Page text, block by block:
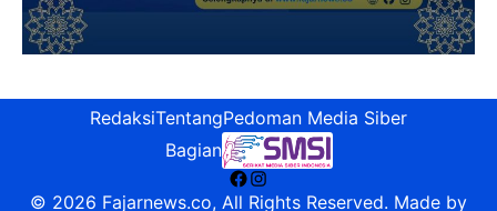
RedaksiTentangPedoman Media Siber
Bagian
Facebook
Instagram
© 2026 Fajarnews.co, All Rights Reserved. Made by